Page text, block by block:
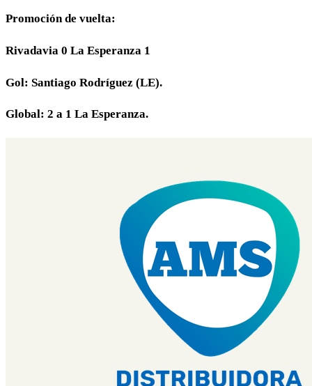
Promoción de vuelta:
Rivadavia 0 La Esperanza 1
Gol: Santiago Rodríguez (LE).
Global: 2 a 1 La Esperanza.